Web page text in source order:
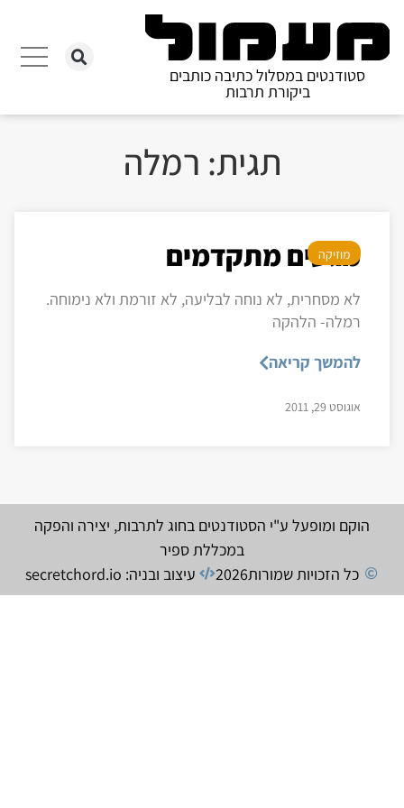
סטודנטים במסלול כתיבה כותבים
ביקורת תרבות
תגית: רמלה
מוזיקה
מגעים מתקדמים
לא מסחרית, לא נוחה לבליעה, לא זורמת ולא נימוחה.
רמלה- הלהקה
להמשך קריאה
אוגוסט 29, 2011
הוקם ומופעל ע"י הסטודנטים בחוג לתרבות, יצירה והפקה
במכללת ספיר
כל הזכויות שמורות2026 עיצוב ובניה: secretchord.io